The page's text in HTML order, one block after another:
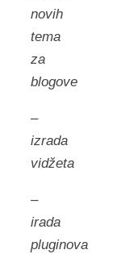
novih
tema
za
blogove
–
izrada
vidžeta
–
irada
pluginova